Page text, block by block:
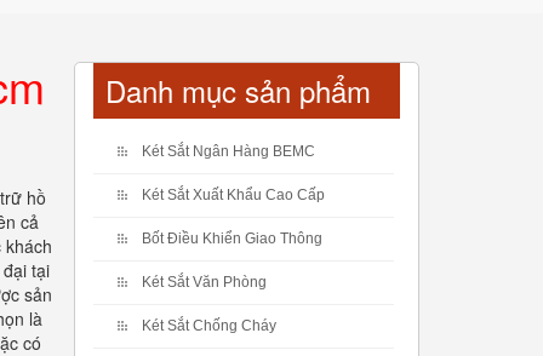
hồ
cả
tại
sản
là
có
Danh mục sản phẩm
Két Sắt Ngân Hàng BEMC
Két Sắt Xuất Khẩu Cao Cấp
Bốt Điều Khiển Giao Thông
Két Sắt Văn Phòng
Két Sắt Chống Cháy